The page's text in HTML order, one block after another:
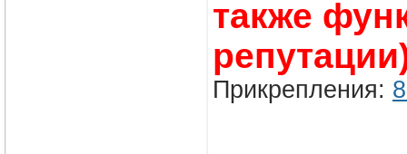
также
Прикрепления: